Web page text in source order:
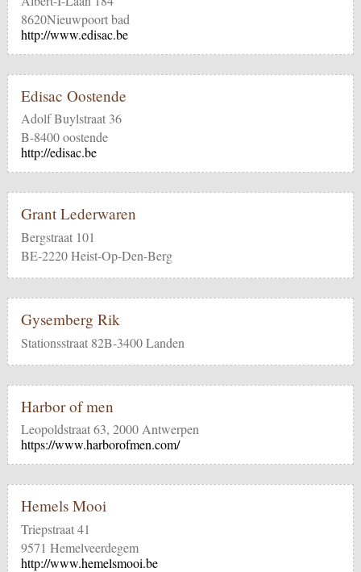
8620Nieuwpoort bad
http://www.edisac.be
Edisac Oostende
Adolf Buylstraat 36
B-8400 oostende
http://edisac.be
Grant Lederwaren
Bergstraat 101
BE-2220 Heist-Op-Den-Berg
Gysemberg Rik
Stationsstraat 82B-3400 Landen
Harbor of men
Leopoldstraat 63, 2000 Antwerpen
https://www.harborofmen.com/
Hemels Mooi
Triepstraat 41
9571 Hemelveerdegem
http://www.hemelsmooi.be